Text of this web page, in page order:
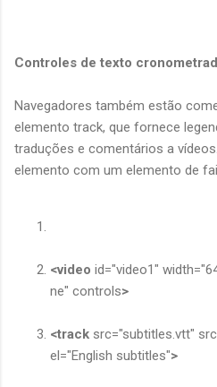
Controles de texto
Navegadores também estão
elemento track, que fornece
traduções e comentários a
elemento com um elemento de
<video id="video1"
ne" controls>
<track src="subtitles.vtt"
el="English subtitles">